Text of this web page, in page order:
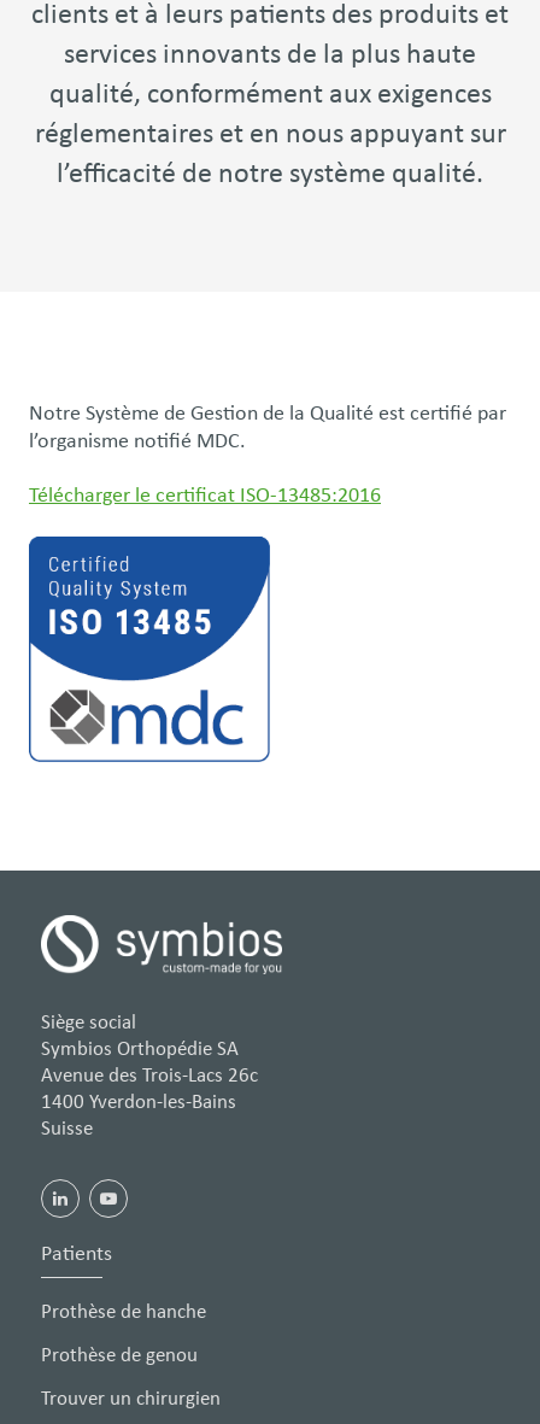
clients et à leurs patients des produits et
services innovants de la plus haute
qualité, conformément aux exigences
réglementaires et en nous appuyant sur
l’efficacité de notre système qualité.
Notre Système de Gestion de la Qualité est certifié par
l’organisme notifié MDC.
Télécharger le certificat ISO-13485:2016
Siège social
Symbios Orthopédie SA
Avenue des Trois-Lacs 26c
1400 Yverdon-les-Bains
Suisse
Patients
Prothèse de hanche
Prothèse de genou
Trouver un chirurgien